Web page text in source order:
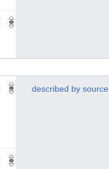
described by source